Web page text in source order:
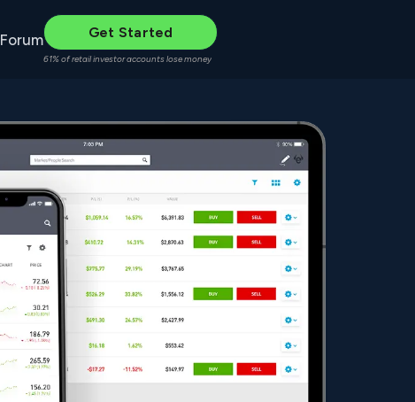
Forum Get Started
61% of retail investor accounts lose money